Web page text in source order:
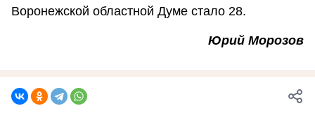
Воронежской областной Думе стало 28.
Юрий Морозов